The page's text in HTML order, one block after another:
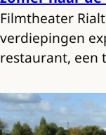
Filmtheater
verdiepingen
restaurant, een